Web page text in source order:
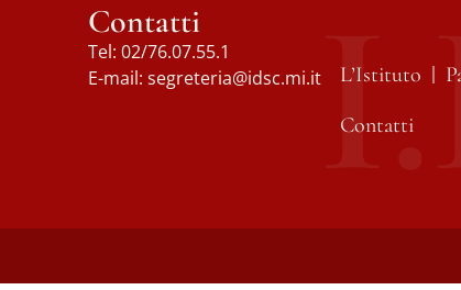
Contatti
Tel: 02/76.07.55.1
E-mail: segreteria@idsc.mi.it L’Istituto
Contatti